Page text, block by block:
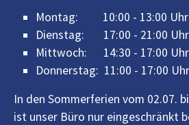
Montag: 10:00 - 13:00 Uhr
Dienstag: 17:00 - 21:00 Uhr
Mittwoch: 14:30 - 17:00 Uhr
Donnerstag: 11:00 - 17:00 Uhr
In den Sommerferien vom 02.07.
ist unser Büro nur eingeschränkt